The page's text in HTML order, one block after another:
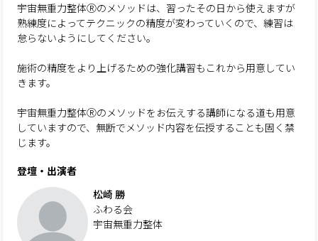
宇宙無重力整体Ⓡのメソッドは、習ったその日から使えますが
熟練度によってテクニックの精度が変わっていくので、練習は
怠らないようにしてください。
施術の精度をより上げるための強化講習もこれから用意してい
きます。
宇宙無重力整体Ⓡのメソッドをお伝えする講師になる道も用意
していますので、無断でメソッド内容を伝授することも固く禁
じます。
登壇・出演者
松崎 勝
ふわる会
宇宙無重力整体